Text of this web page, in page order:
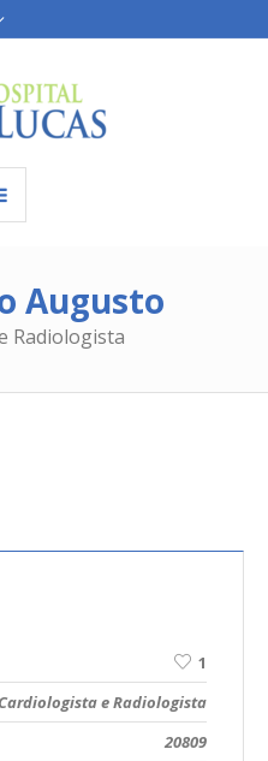
Augusto
Radiologista
1
e Radiologista
20809